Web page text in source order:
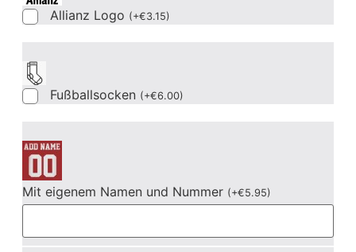
Allianz Logo (+€3.15)
Fußballsocken (+€6.00)
Mit eigenem Namen und Nummer (+€5.95)